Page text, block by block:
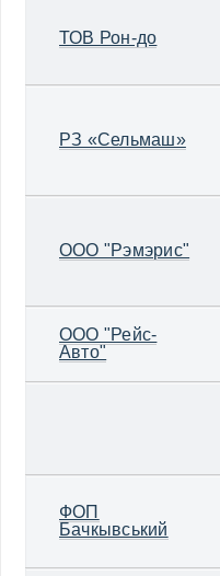
ТОВ Рон-до
РЗ «Сельмаш»
ООО "Рэмэрис"
ООО "Рейс-
Авто"
ФОП
Бачкывський